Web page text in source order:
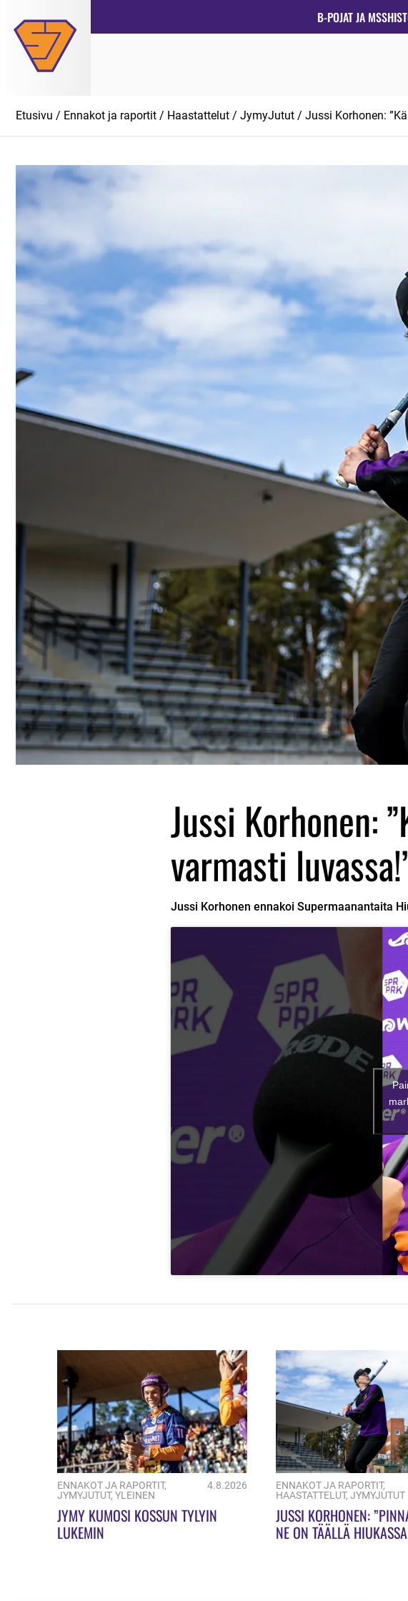
suoraan
sisältöön
B-POJAT JA MSS
Etusivu / Ennakot ja raportit / Haastattelut / JymyJutut / Jussi Korhonen:
Jussi Korhonen:
varmasti
Jussi Korhonen ennakoi Supermaanantaita
ENNAKOT JA RAPORTIT,
JYMYJUTUT, YLEINEN
4.8.2026
JYMY KUMOSI KOSSUN TYLYIN
LUKEMIN
ENNAKOT JA RAPORTIT,
HAASTATTELUT, JYMYJUTUT
JUSSI KORHONEN:
NE ON TÄÄLLÄ